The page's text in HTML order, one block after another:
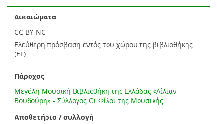
Δικαιώματα
CC BY-NC
Ελεύθερη πρόσβαση εντός του χώρου της βιβλιοθήκης
(EL)
Πάροχος
Μεγάλη Μουσική Βιβλιοθήκη της Ελλάδας «Λίλιαν
Βουδούρη» - Σύλλογος Οι Φίλοι της Μουσικής
Αποθετήριο / συλλογή